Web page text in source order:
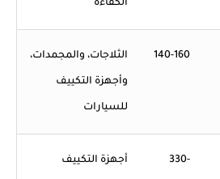
الكفاءة
140-160 الثلاجات، والمجمدات،
وأجهزة التكييف
للسيارات
330- أجهزة التكييف